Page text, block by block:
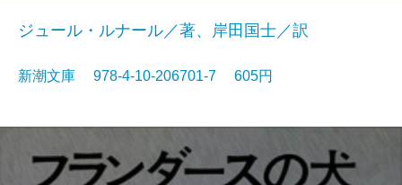
ジュール・ルナール／著、岸田国士／訳
新潮文庫 978-4-10-206701-7 605円